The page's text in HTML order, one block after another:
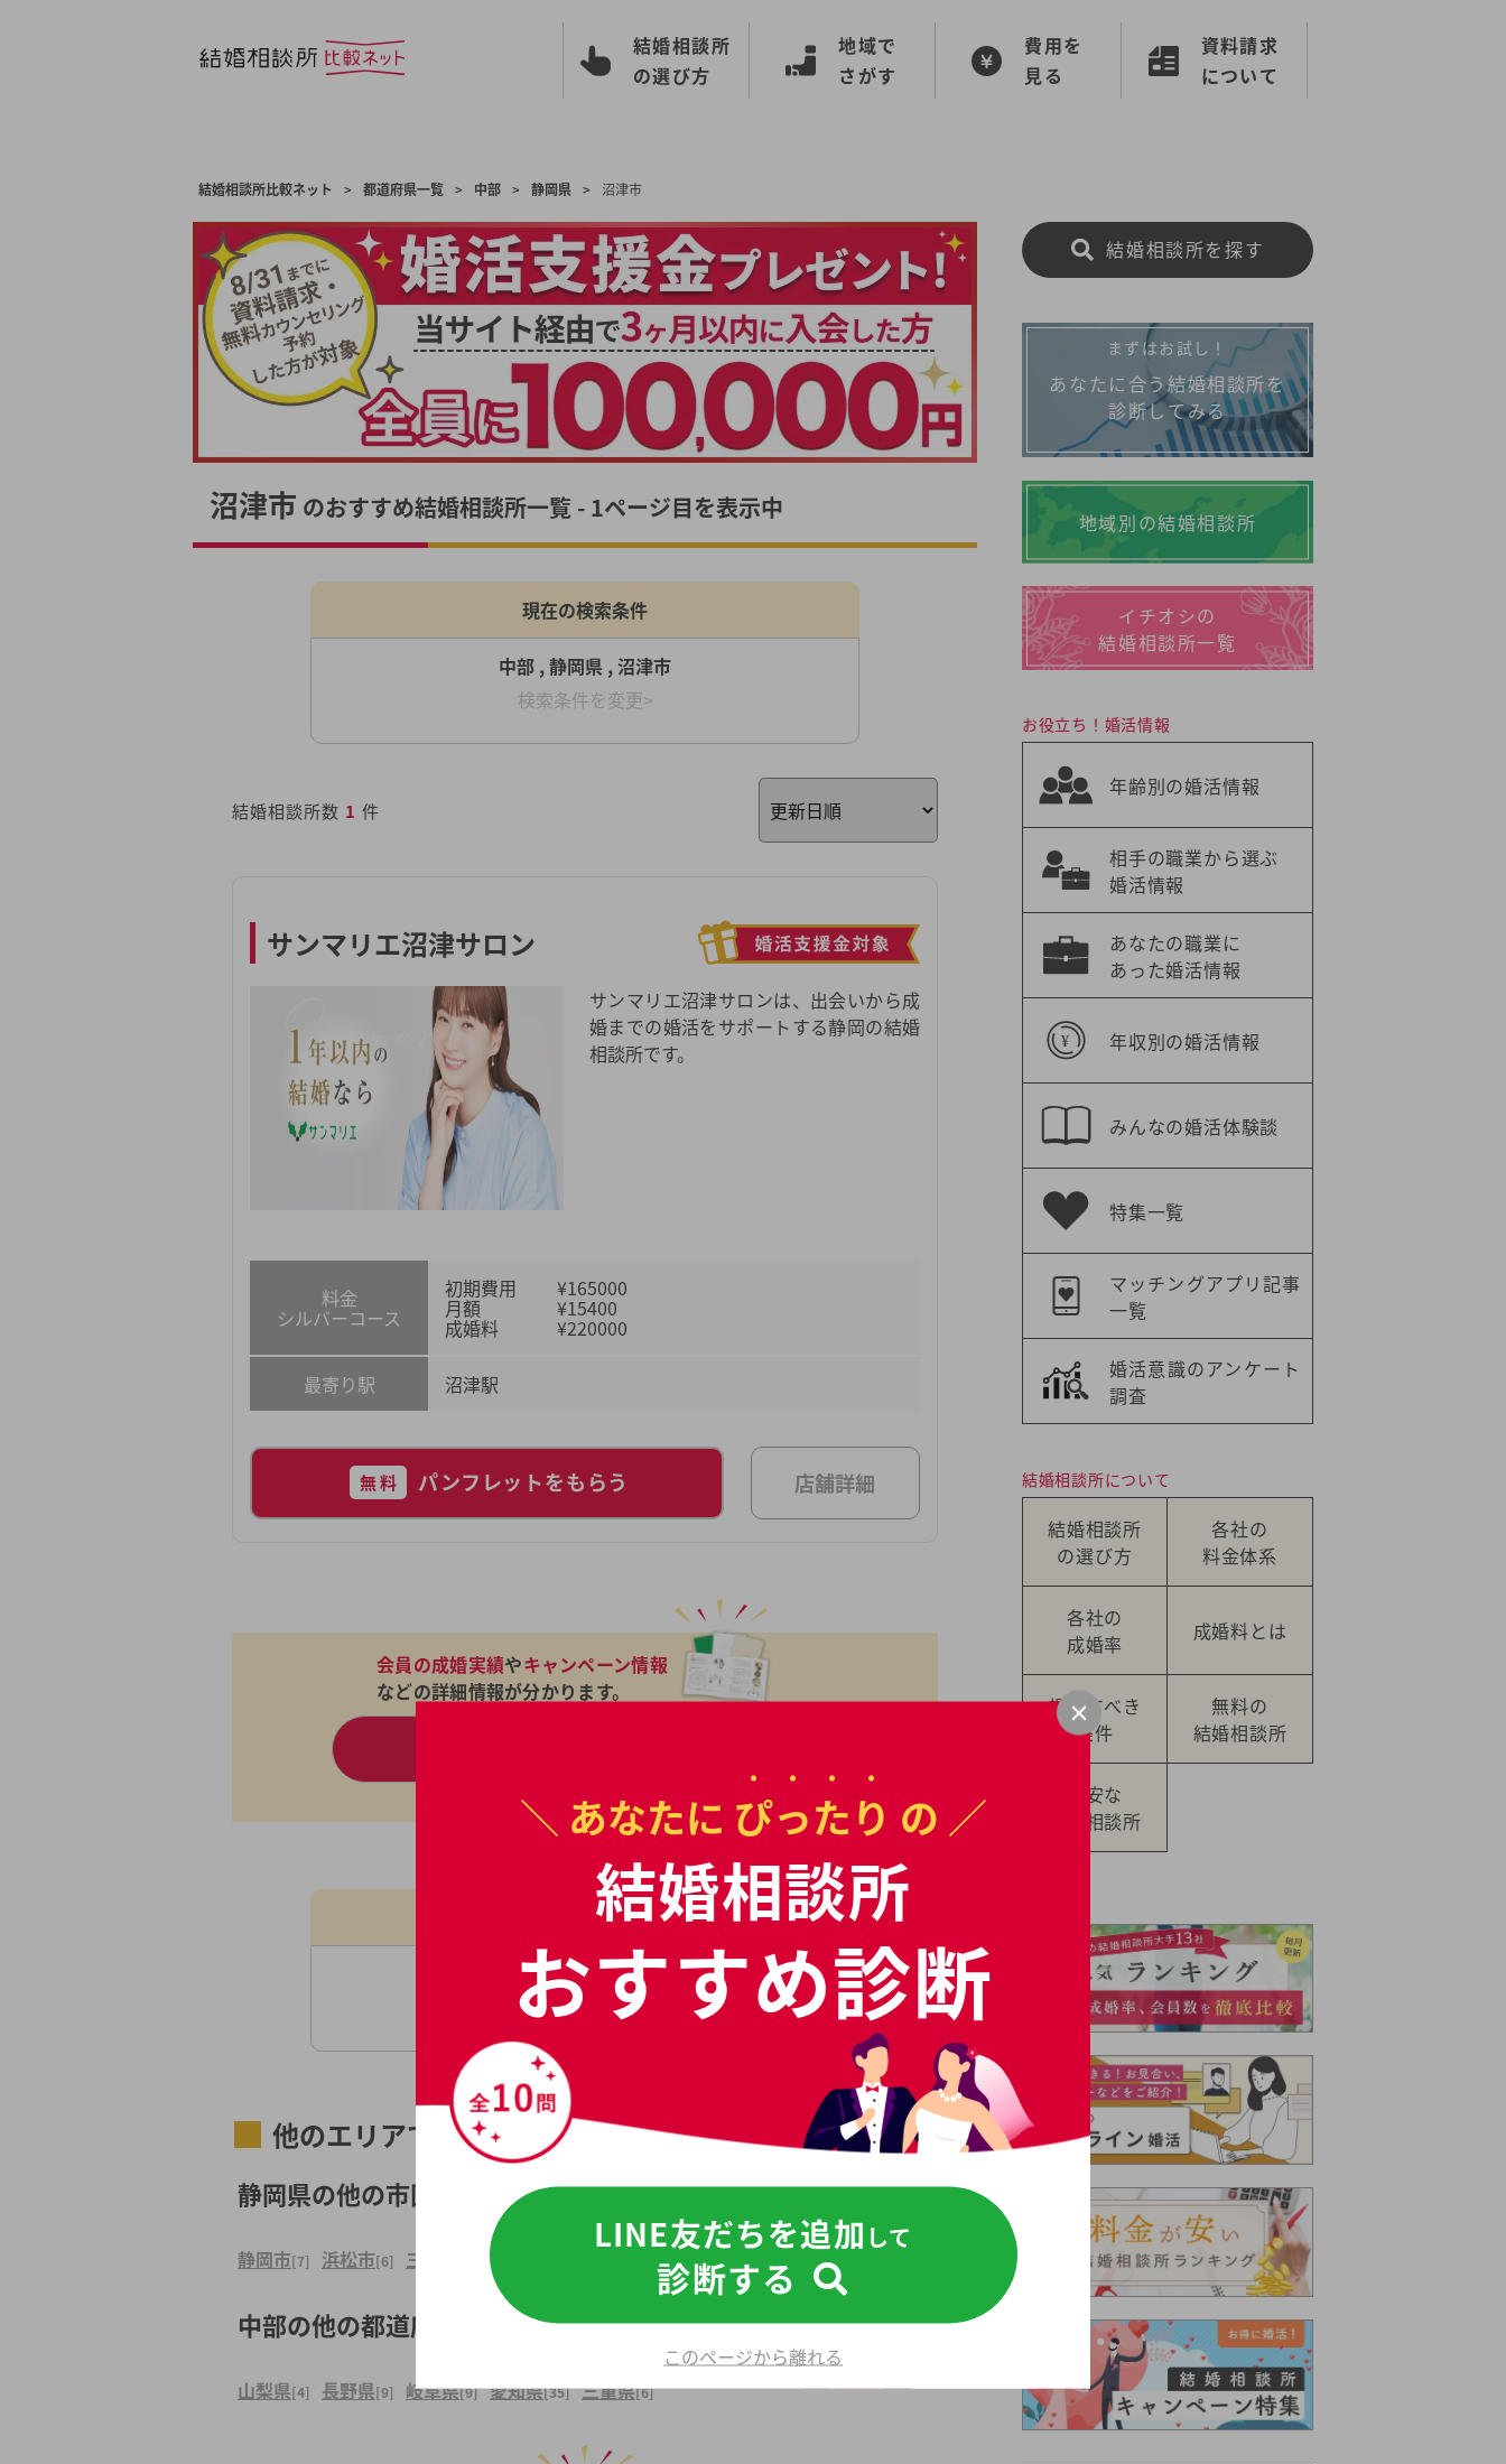
結婚相談所
の選び方
地域で
さがす
費用を
見る
資料請求
について
結婚相談所比較ネット > 都道府県一覧 > 中部 > 静岡県 > 沼津市
沼津市 のおすすめ結婚相談所一覧 - 1ページ目を表示中
現在の検索条件
中部 , 静岡県 , 沼津市
検索条件を変更>
結婚相談所数 1 件
サンマリエ沼津サロン
サンマリエ沼津サロンは、出会いから成
婚までの婚活をサポートする静岡の結婚
相談所です。
料金
シルバーコース
初期費用 ¥165000
月額 ¥15400
成婚料 ¥220000
最寄り駅 沼津駅
無料 パンフレットをもらう 店舗詳細
会員の成婚実績やキャンペーン情報
などの詳細情報が分かります。
現在の検索条件
中部 , 静岡県 , 沼津市
検索条件を変更>
他のエリアで探す
静岡県の他の市区町村
静岡市[7] 浜松市[6] 三島市
中部の他の都道府県
山梨県[4] 長野県[9] 岐阜県[9] 愛知県[35] 三重県[6]
結婚相談所を探す
まずはお試し！
あなたに合う結婚相談所を
診断してみる
地域別の結婚相談所
イチオシの
結婚相談所一覧
お役立ち！婚活情報
年齢別の婚活情報
相手の職業から選ぶ
婚活情報
あなたの職業に
あった婚活情報
年収別の婚活情報
みんなの婚活体験談
特集一覧
マッチングアプリ記事
一覧
婚活意識のアンケート
調査
結婚相談所について
結婚相談所
の選び方
各社の
料金体系
各社の
成婚率
成婚料とは
提示すべき
条件
無料の
結婚相談所
格安な
結婚相談所
＼ あなたに ぴったり の ／
結婚相談所
おすすめ診断
LINE友だちを追加 して
診断する
このページから離れる